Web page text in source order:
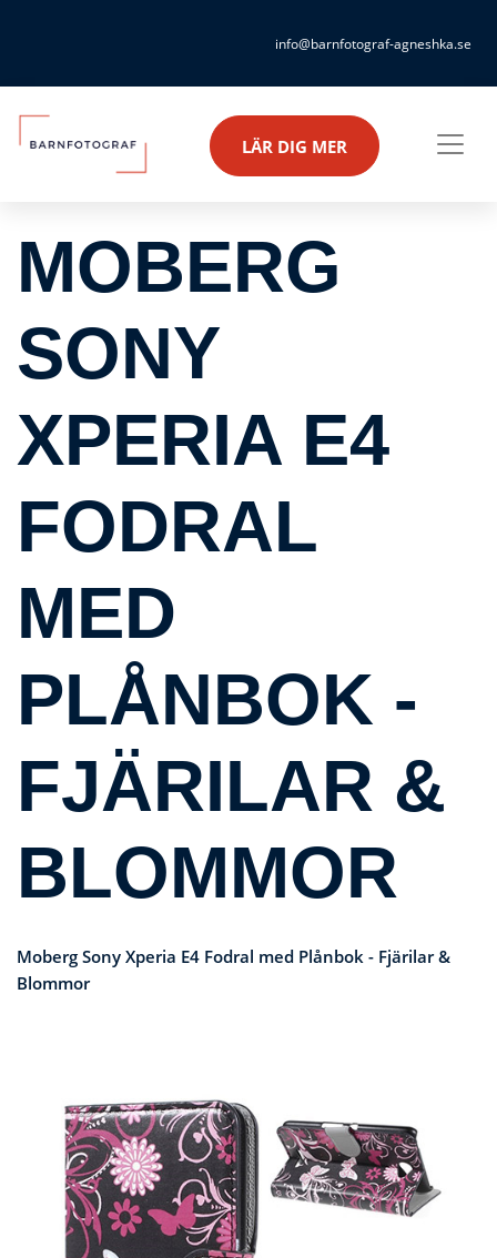
info@barnfotograf-agneshka.se
LÄR DIG MER
MOBERG
SONY
XPERIA E4
FODRAL
MED
PLÅNBOK -
FJÄRILAR &
BLOMMOR
Moberg Sony Xperia E4 Fodral med Plånbok - Fjärilar &
Blommor